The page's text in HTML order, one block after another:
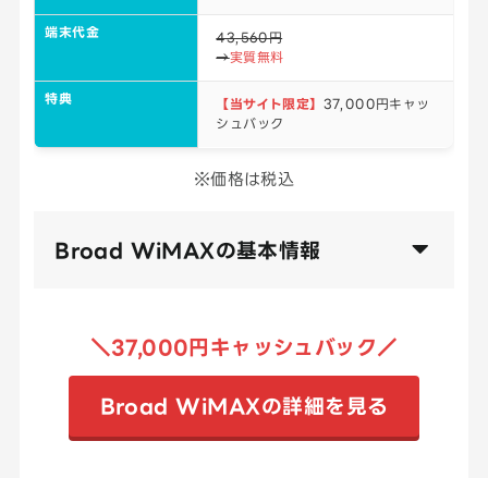
端末代金
43,560円
→実質無料
特典 【当サイト限定】 37,000円キャッ
シュバック
※価格は税込
Broad WiMAXの基本情報
＼37,000円キャッシュバック／
Broad WiMAXの詳細を見る